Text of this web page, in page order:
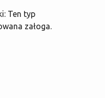
Ten typ
załoga.